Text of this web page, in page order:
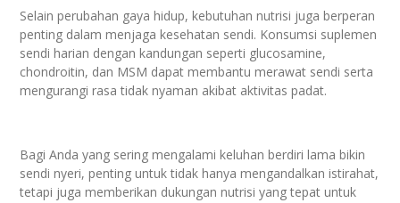
Selain perubahan gaya hidup, kebutuhan nutrisi juga berperan
penting dalam menjaga kesehatan sendi. Konsumsi suplemen
sendi harian dengan kandungan seperti glucosamine,
chondroitin, dan MSM dapat membantu merawat sendi serta
mengurangi rasa tidak nyaman akibat aktivitas padat.
Bagi Anda yang sering mengalami keluhan berdiri lama bikin
sendi nyeri, penting untuk tidak hanya mengandalkan istirahat,
tetapi juga memberikan dukungan nutrisi yang tepat untuk